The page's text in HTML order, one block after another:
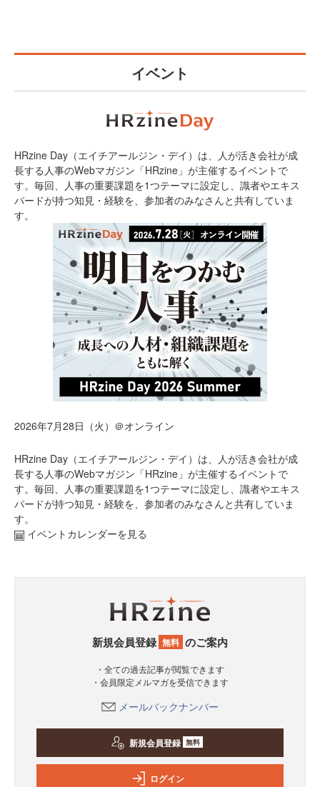
イベント
HRzine Day（エイチアールジン・デイ）は、人が活き会社が成
長する人事のWebマガジン「HRzine」が主催するイベントで
す。毎回、人事の重要課題を1つテーマに設定し、識者やエキス
パードが持つ知見・経験を、参加者のみなさんと共有していま
す。
2026年7月28日（火）＠オンライン
HRzine Day（エイチアールジン・デイ）は、人が活き会社が成
長する人事のWebマガジン「HRzine」が主催するイベントで
す。毎回、人事の重要課題を1つテーマに設定し、識者やエキス
パードが持つ知見・経験を、参加者のみなさんと共有していま
す。
イベントカレンダーを見る
新規会員登録 無料 のご案内
・全ての過去記事が閲覧できます
・会員限定メルマガを受信できます
メールバックナンバー
新規会員登録 無料
ログイン